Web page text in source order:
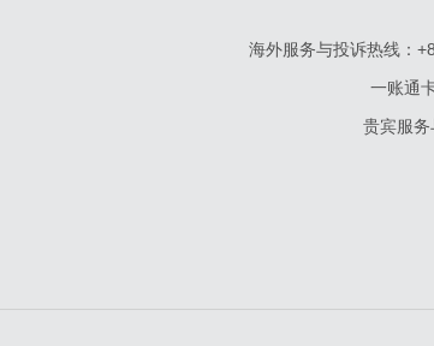
海外服务与投诉热线：
一账通
贵宾服